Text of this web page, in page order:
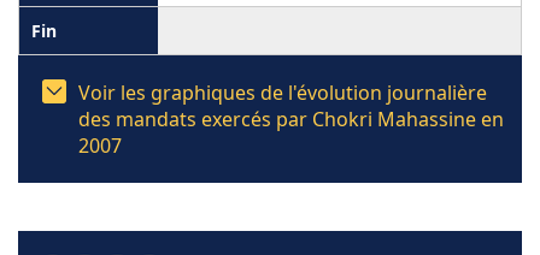
Voir les graphiques de l'évolution journalière
des mandats exercés par Chokri Mahassine en
2007